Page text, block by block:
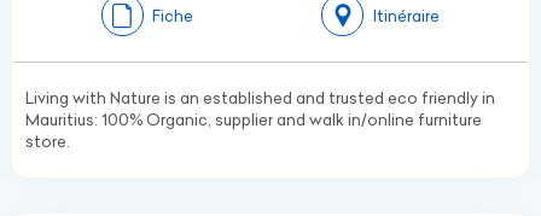
Fiche Itinéraire
Living with Nature is an established and trusted eco friendly in
Mauritius: 100% Organic, supplier and walk in/online furniture
store.